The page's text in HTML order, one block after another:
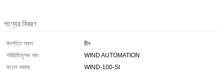
পণ্যের বিবরণ
উৎপত্তি স্থল:
চীন
পরিচিতিমুলক নাম:
WIND AUTOMATION
মডেল নম্বার:
WIND-100-SI